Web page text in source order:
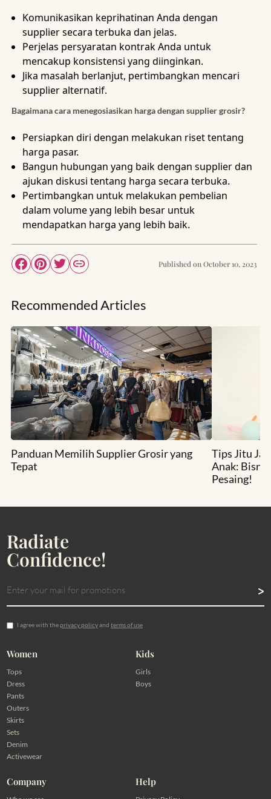
Komunikasikan keprihatinan Anda dengan
supplier secara terbuka dan jelas.
Perjelas persyaratan kontrak Anda untuk
mencakup konsistensi yang diinginkan.
Jika masalah berlanjut, pertimbangkan mencari
supplier alternatif.
Bagaimana cara menegosiasikan harga dengan supplier grosir?
Persiapkan diri dengan melakukan riset tentang
harga pasar.
Bangun hubungan yang baik dengan supplier dan
ajukan diskusi tentang harga secara terbuka.
Pertimbangkan untuk melakukan pembelian
dalam volume yang lebih besar untuk
mendapatkan harga yang lebih baik.
Published onOctober 10, 2023
Recommended Articles
Panduan Memilih Supplier Grosir yang
Tepat
Tips Jitu
Anak:
Pesaing!
Radiate
Confidence!
I agree with theprivacy policyand terms of use
Women
Tops
Dress
Pants
Outers
Skirts
Sets
Denim
Activewear
Kids
Girls
Boys
Company Help